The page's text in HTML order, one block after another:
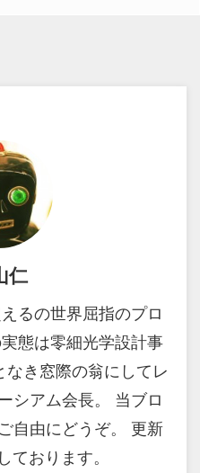
仁
るの世界屈指のプロ
態は零細光学設計事
き窓際の翁にしてレ
シアム会長。 当ブロ
自由にどうぞ。 更新
ております。